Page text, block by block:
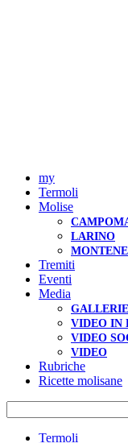
my
Termoli
Molise
LARINO
Tremiti
Eventi
Media
VIDEO IN
VIDEO
VIDEO
Rubriche
Ricette molisane
Termoli